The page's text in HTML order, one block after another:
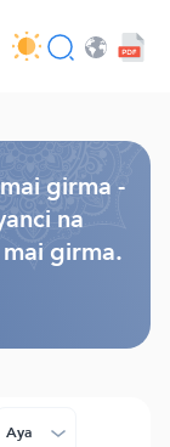
girma -
na
girma.
Aya